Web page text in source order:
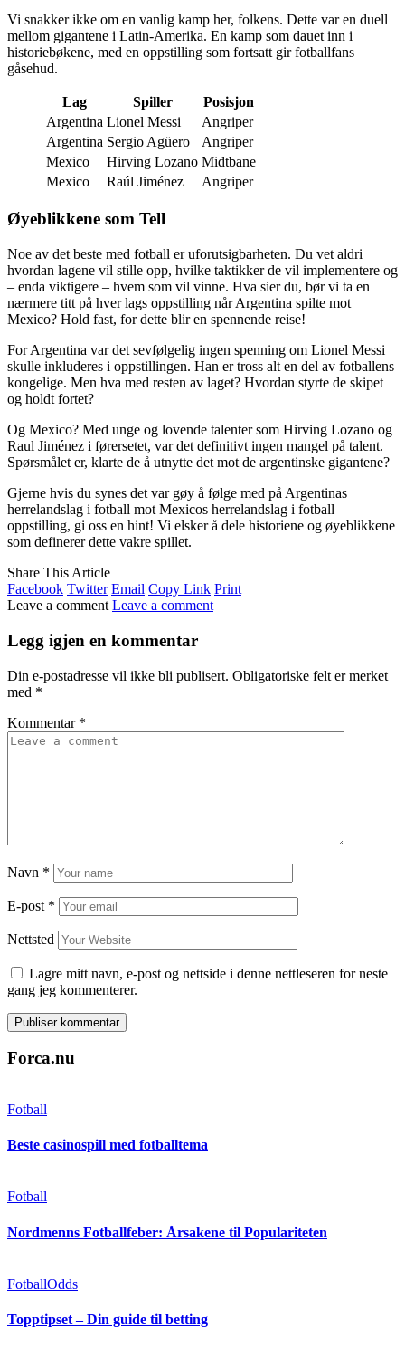
Vi snakker ikke om en vanlig kamp her, folkens. Dette var en duell
mellom gigantene i Latin-Amerika. En kamp som dauet inn i
historiebøkene, med en oppstilling som fortsatt gir fotballfans
gåsehud.
Lag Spiller
Posisjon
Argentina Lionel Messi
Angriper
Argentina Sergio Agüero
Angriper
Mexico
Hirving Lozano Midtbane
Mexico
Raúl Jiménez Angriper
Øyeblikkene som Tell
Noe av det beste med fotball er uforutsigbarheten. Du vet aldri
hvordan lagene vil stille opp, hvilke taktikker de vil implementere og
– enda viktigere – hvem som vil vinne. Hva sier du, bør vi ta en
nærmere titt på hver lags oppstilling når Argentina spilte mot
Mexico? Hold fast, for dette blir en spennende reise!
For Argentina var det sevfølgelig ingen spenning om Lionel Messi
skulle inkluderes i oppstillingen. Han er tross alt en del av fotballens
kongelige. Men hva med resten av laget? Hvordan styrte de skipet
og holdt fortet?
Og Mexico? Med unge og lovende talenter som Hirving Lozano og
Raul Jiménez i førersetet, var det definitivt ingen mangel på talent.
Spørsmålet er, klarte de å utnytte det mot de argentinske gigantene?
Gjerne hvis du synes det var gøy å følge med på Argentinas
herrelandslag i fotball mot Mexicos herrelandslag i fotball
oppstilling, gi oss en hint! Vi elsker å dele historiene og øyeblikkene
som definerer dette vakre spillet.
Share This Article
Facebook Twitter Email Copy Link Print
Leave a comment Leave a comment
Legg igjen en kommentar
Din e-postadresse vil ikke bli publisert. Obligatoriske felt er merket
med *
Kommentar *
Navn *
E-post *
Nettsted
Lagre mitt navn, e-post og nettside i denne nettleseren for neste
gang jeg kommenterer.
Forca.nu
Fotball
Beste casinospill med fotballtema
Fotball
Nordmenns Fotballfeber: Årsakene til Populariteten
FotballOdds
Topptipset – Din guide til betting